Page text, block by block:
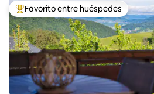
Favorito entre huéspedes preferido
Favorito entre huéspedes